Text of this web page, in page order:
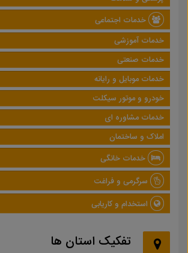
خدمات اجتماعی
خدمات آموزشی
خدمات صنعتی
خدمات موبایل و رایانه
خودرو و موتور سیکلت
خدمات مشاوره ای
املاک و ساختمان
خدمات خانگی
سرگرمی و فراغت
استخدام و کاریابی
تفکیک استان ها